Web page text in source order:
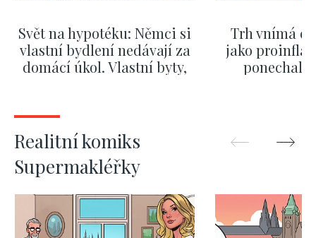
Svět na hypotéku: Němci si
vlastní bydlení nedávají za
domácí úkol. Vlastní byty,
Trh vnímá
jako
ponechali
Realitní komiks
Supermakléřky